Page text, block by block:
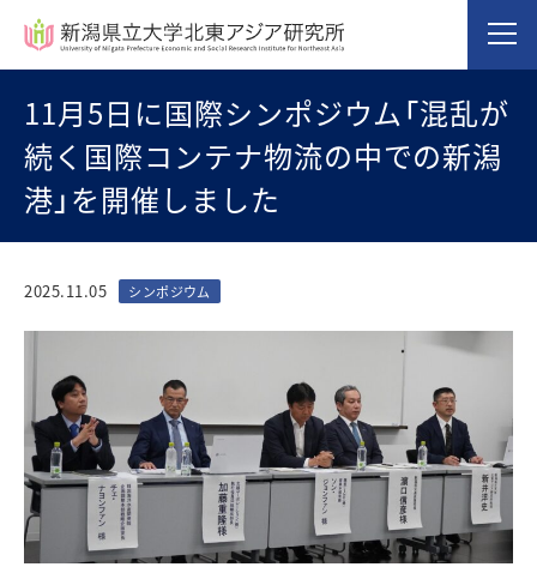
11月5日に国際シンポジウム「混乱が
続く国際コンテナ物流の中での新潟
港」を開催しました
2025.11.05 シンポジウム